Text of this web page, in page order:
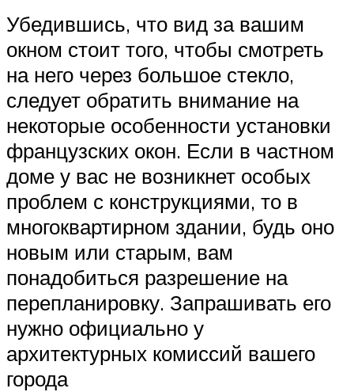
Убедившись, что вид за вашим
окном стоит того, чтобы смотреть
на него через большое стекло,
следует обратить внимание на
некоторые особенности установки
французских окон. Если в частном
доме у вас не возникнет особых
проблем с конструкциями, то в
многоквартирном здании, будь оно
новым или старым, вам
понадобиться разрешение на
перепланировку. Запрашивать его
нужно официально у
архитектурных комиссий вашего
города